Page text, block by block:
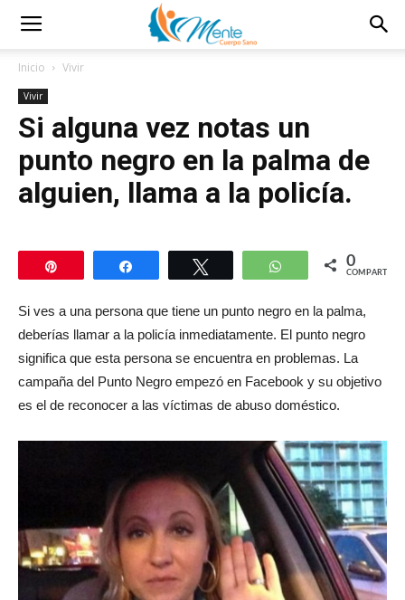
Inicio Vivir
Vivir
Si alguna vez notas un
punto negro en la palma de
alguien, llama a la policía.
Compartir WhatsApp
0
COMPARTIR
Si ves a una persona que tiene un punto negro en la palma,
deberías llamar a la policía inmediatamente. El punto negro
significa que esta persona se encuentra en problemas. La
campaña del Punto Negro empezó en Facebook y su objetivo
es el de reconocer a las víctimas de abuso doméstico.